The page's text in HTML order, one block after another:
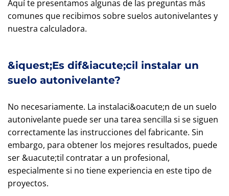
Aquí te presentamos algunas de las preguntas más
comunes que recibimos sobre suelos autonivelantes y
nuestra calculadora.
&iquest;Es dif&iacute;cil instalar un
suelo autonivelante?
No necesariamente. La instalaci&oacute;n de un suelo
autonivelante puede ser una tarea sencilla si se siguen
correctamente las instrucciones del fabricante. Sin
embargo, para obtener los mejores resultados, puede
ser &uacute;til contratar a un profesional,
especialmente si no tiene experiencia en este tipo de
proyectos.